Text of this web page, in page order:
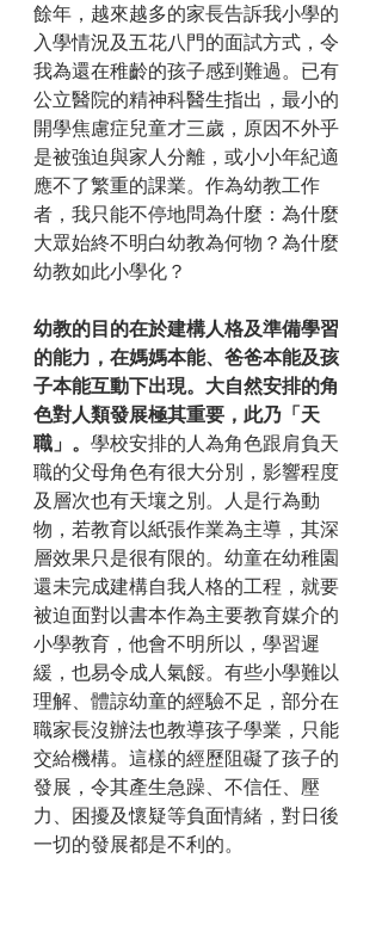
餘年，越來越多的家長告訴我小學的
入學情況及五花八門的面試方式，令
我為還在稚齡的孩子感到難過。已有
公立醫院的精神科醫生指出，最小的
開學焦慮症兒童才三歲，原因不外乎
是被強迫與家人分離，或小小年紀適
應不了繁重的課業。作為幼教工作
者，我只能不停地問為什麼：為什麼
大眾始終不明白幼教為何物？為什麼
幼教如此小學化？
幼教的目的在於建構人格及準備學習
的能力，在媽媽本能、爸爸本能及孩
子本能互動下出現。大自然安排的角
色對人類發展極其重要，此乃「天
職」。 學校安排的人為角色跟肩負天
職的父母角色有很大分別，影響程度
及層次也有天壤之別。人是行為動
物，若教育以紙張作業為主導，其深
層效果只是很有限的。幼童在幼稚園
還未完成建構自我人格的工程，就要
被迫面對以書本作為主要教育媒介的
小學教育，他會不明所以，學習遲
緩，也易令成人氣餒。有些小學難以
理解、體諒幼童的經驗不足，部分在
職家長沒辦法也教導孩子學業，只能
交給機構。這樣的經歷阻礙了孩子的
發展，令其產生急躁、不信任、壓
力、困擾及懷疑等負面情緒，對日後
一切的發展都是不利的。